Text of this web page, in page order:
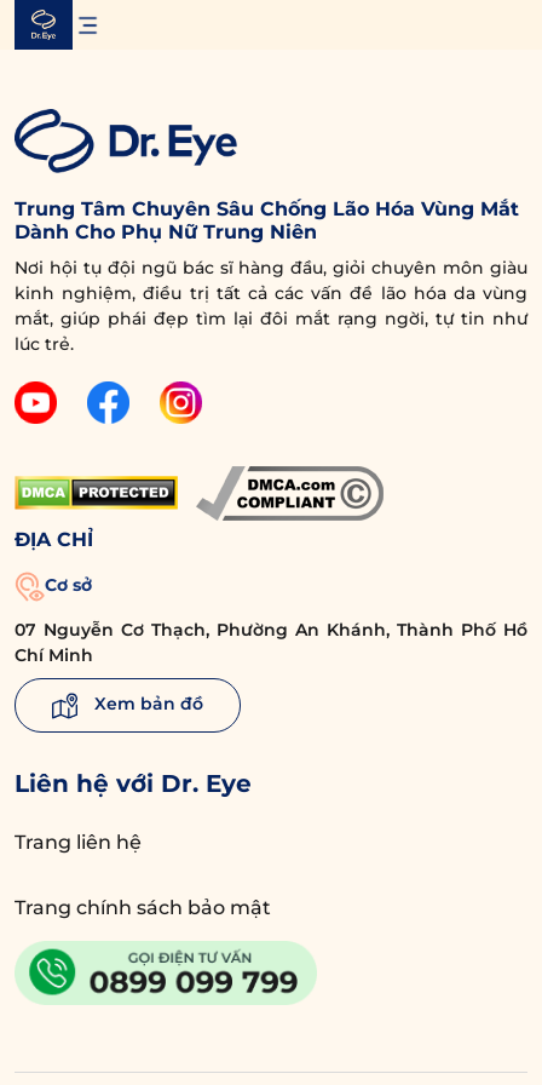
Skip
Trung Tâm Chuyên Sâu Chống Lão Hóa Vùng Mắt
Dành Cho Phụ Nữ Trung Niên
Nơi hội tụ đội ngũ bác sĩ hàng đầu, giỏi chuyên môn giàu
kinh nghiệm, điều trị tất cả các vấn đề lão hóa da vùng
mắt, giúp phái đẹp tìm lại đôi mắt rạng ngời, tự tin như
lúc trẻ.
ĐỊA CHỈ
Cơ sở
07 Nguyễn Cơ Thạch, Phường An Khánh, Thành Phố Hồ
Chí Minh
Xem bản đồ
Liên hệ với Dr. Eye
Trang liên hệ
Trang chính sách bảo mật